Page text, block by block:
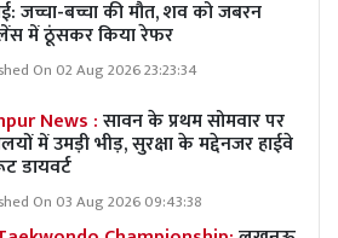
जच्चा-बच्चा की मौत, शव को जबरन
में ठूंसकर किया रेफर
On 02 Aug 2026 23:23:34
News :सावन के प्रथम सोमवार पर
में उमड़ी भीड़, सुरक्षा के मद्देनजर हाईवे
डायवर्ट
On 03 Aug 2026 09:43:38